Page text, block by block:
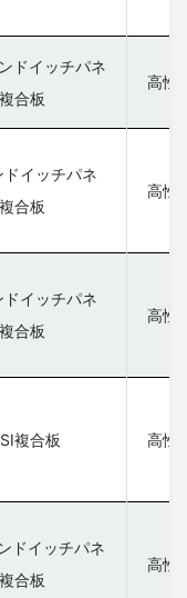
ドイッチパネ
合板
高性
ドイッチパネ
合板
高性
ドイッチパネ
合板
高性
複合板 高性
ドイッチパネ
合板
高性